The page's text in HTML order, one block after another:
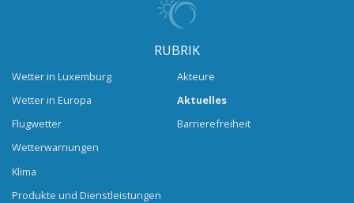
RUBRIK
Wetter in Luxemburg
Wetter in Europa
Flugwetter
Wetterwarnungen
Klima
Produkte und Dienstleistungen
Akteure
Aktuelles
Barrierefreiheit